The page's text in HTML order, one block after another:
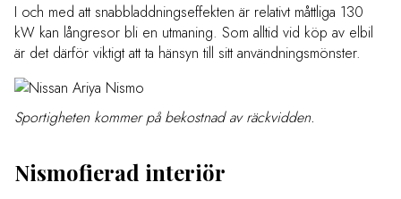
I och med att snabbladdningseffekten är relativt måttliga 130
kW kan långresor bli en utmaning. Som alltid vid köp av elbil
är det därför viktigt att ta hänsyn till sitt användningsmönster.
Sportigheten kommer på bekostnad av räckvidden.
Nismofierad interiör